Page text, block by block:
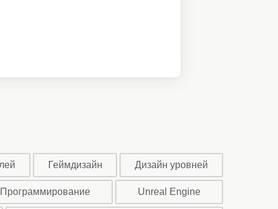
Геймдизайн Дизайн уровней
Программирование Unreal Engine